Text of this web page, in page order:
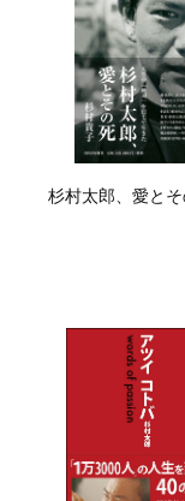
杉村太郎、愛と